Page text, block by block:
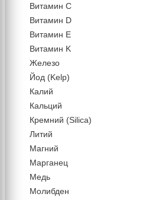
Витамин C
Витамин D
Витамин Е
Витамин K
Железо
Йод (Kelp)
Калий
Кальций
Кремний (Silica)
Литий
Магний
Марганец
Медь
Молибден